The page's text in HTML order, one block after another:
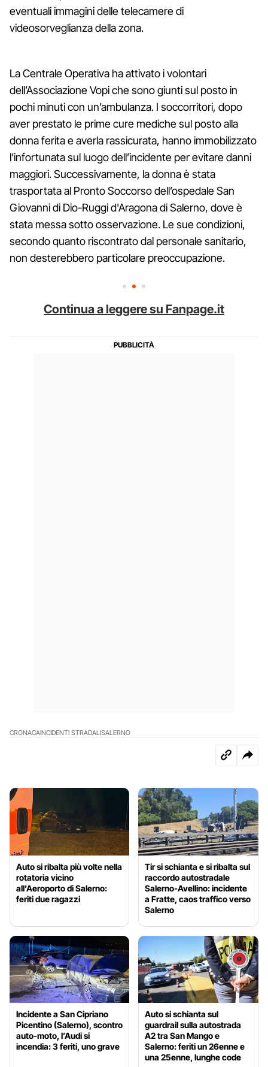
eventuali immagini delle telecamere di
videosorveglianza della zona.
La Centrale Operativa ha attivato i volontari
dell’Associazione Vopi che sono giunti sul posto in
pochi minuti con un’ambulanza. I soccorritori, dopo
aver prestato le prime cure mediche sul posto alla
donna ferita e averla rassicurata, hanno immobilizzato
l’infortunata sul luogo dell’incidente per evitare danni
maggiori. Successivamente, la donna è stata
trasportata al Pronto Soccorso dell’ospedale San
Giovanni di Dio-Ruggi d'Aragona di Salerno, dove è
stata messa sotto osservazione. Le sue condizioni,
secondo quanto riscontrato dal personale sanitario,
non desterebbero particolare preoccupazione.
Continua a leggere su Fanpage.it
CRONACAINCIDENTI STRADALISALERNO
Auto si ribalta più volte nella
rotatoria vicino
all’Aeroporto di Salerno:
feriti due ragazzi
Tir si schianta e si ribalta sul
raccordo autostradale
Salerno-Avellino: incidente
a Fratte, caos traffico verso
Salerno
Incidente a San Cipriano
Picentino (Salerno), scontro
auto-moto, l’Audi si
incendia: 3 feriti, uno grave
Auto si schianta sul
guardrail sulla autostrada
A2 tra San Mango e
Salerno: feriti un 26enne e
una 25enne, lunghe code